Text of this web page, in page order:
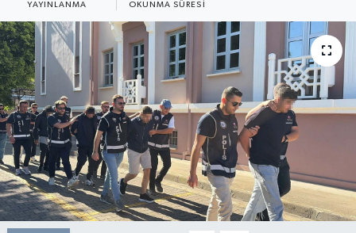
YAYINLANMA OKUNMA SÜRESI
Röportajlar